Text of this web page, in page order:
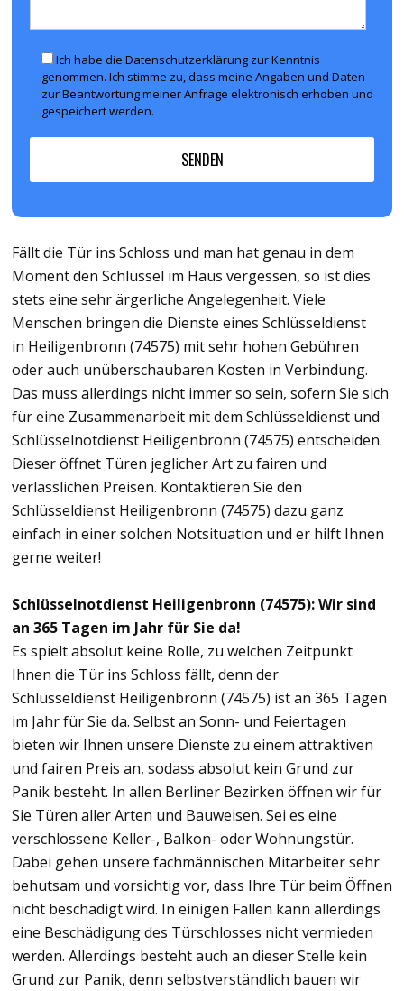
Ich habe die Datenschutzerklärung zur Kenntnis
genommen. Ich stimme zu, dass meine Angaben und Daten
zur Beantwortung meiner Anfrage elektronisch erhoben und
gespeichert werden.
Fällt die Tür ins Schloss und man hat genau in dem
Moment den Schlüssel im Haus vergessen, so ist dies
stets eine sehr ärgerliche Angelegenheit. Viele
Menschen bringen die Dienste eines Schlüsseldienst
in Heiligenbronn (74575) mit sehr hohen Gebühren
oder auch unüberschaubaren Kosten in Verbindung.
Das muss allerdings nicht immer so sein, sofern Sie sich
für eine Zusammenarbeit mit dem Schlüsseldienst und
Schlüsselnotdienst Heiligenbronn (74575) entscheiden.
Dieser öffnet Türen jeglicher Art zu fairen und
verlässlichen Preisen. Kontaktieren Sie den
Schlüsseldienst Heiligenbronn (74575) dazu ganz
einfach in einer solchen Notsituation und er hilft Ihnen
gerne weiter!
Schlüsselnotdienst Heiligenbronn (74575): Wir sind
an 365 Tagen im Jahr für Sie da!
Es spielt absolut keine Rolle, zu welchen Zeitpunkt
Ihnen die Tür ins Schloss fällt, denn der
Schlüsseldienst Heiligenbronn (74575) ist an 365 Tagen
im Jahr für Sie da. Selbst an Sonn- und Feiertagen
bieten wir Ihnen unsere Dienste zu einem attraktiven
und fairen Preis an, sodass absolut kein Grund zur
Panik besteht. In allen Berliner Bezirken öffnen wir für
Sie Türen aller Arten und Bauweisen. Sei es eine
verschlossene Keller-, Balkon- oder Wohnungstür.
Dabei gehen unsere fachmännischen Mitarbeiter sehr
behutsam und vorsichtig vor, dass Ihre Tür beim Öffnen
nicht beschädigt wird. In einigen Fällen kann allerdings
eine Beschädigung des Türschlosses nicht vermieden
werden. Allerdings besteht auch an dieser Stelle kein
Grund zur Panik, denn selbstverständlich bauen wir